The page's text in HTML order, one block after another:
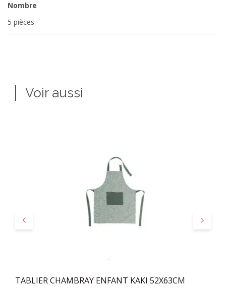
Nombre
5 pièces
Voir aussi
Précédent Suivant
TABLIER CHAMBRAY ENFANT KAKI 52X63CM